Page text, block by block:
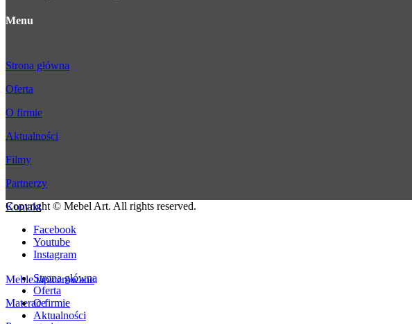
Menu
Strona główna
Oferta
O firmie
Aktualności
Filmy
Partnerzy
Kontakt
Oferta
Meble tapicerowane
Materace
Copyright © Mebel Art. All rights reserved.
Facebook
Youtube
Instagram
Strona główna
Oferta
O firmie
Aktualności